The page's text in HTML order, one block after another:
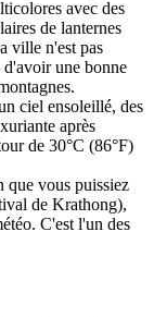
avec des
de lanternes
ville n'est pas
d'avoir une bonne
ciel ensoleillé, des
après
de 30°C (86°F)
que vous puissiez
de Krathong),
C'est l'un des